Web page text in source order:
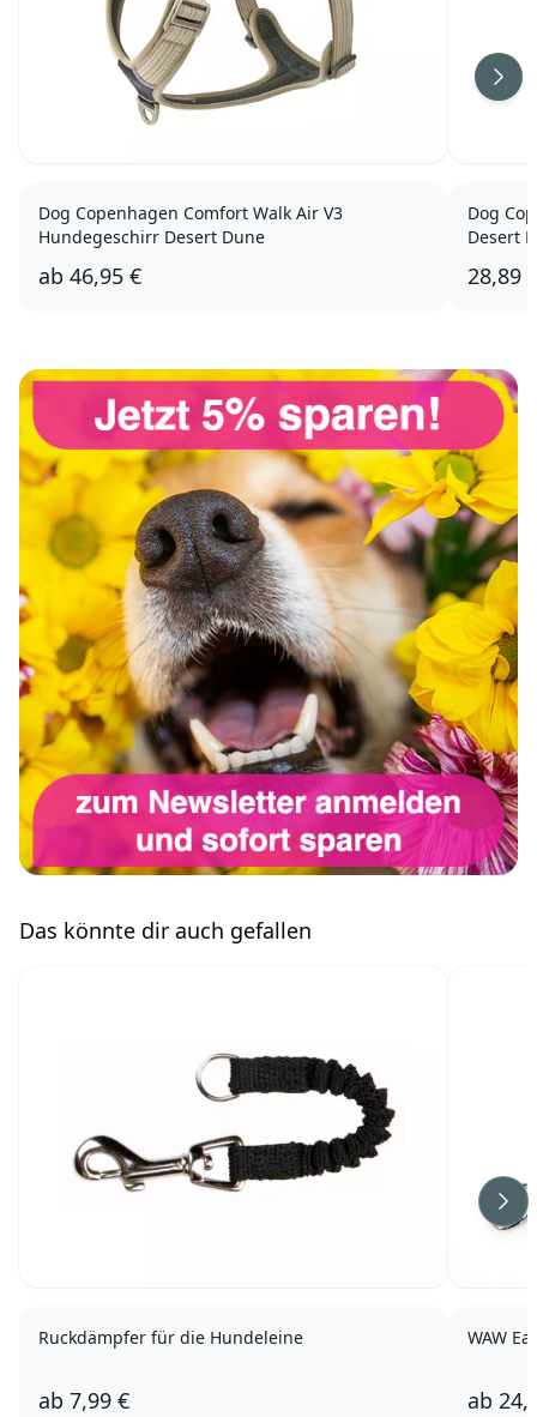
Dog Copenhagen Comfort Walk Air V3
Hundegeschirr Desert Dune
ab 46,95 €
Dog
Desert
28,89
Das könnte dir auch gefallen
Ruckdämpfer für die Hundeleine
ab 7,99 €
WAW
ab